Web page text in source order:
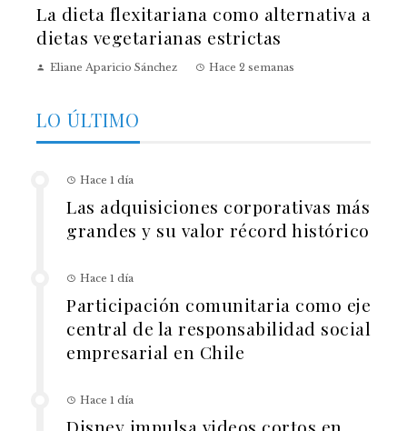
La dieta flexitariana como alternativa a
dietas vegetarianas estrictas
Eliane Aparicio Sánchez Hace 2 semanas
LO ÚLTIMO
Hace 1 día
Las adquisiciones corporativas más
grandes y su valor récord histórico
Hace 1 día
Participación comunitaria como eje
central de la responsabilidad social
empresarial en Chile
Hace 1 día